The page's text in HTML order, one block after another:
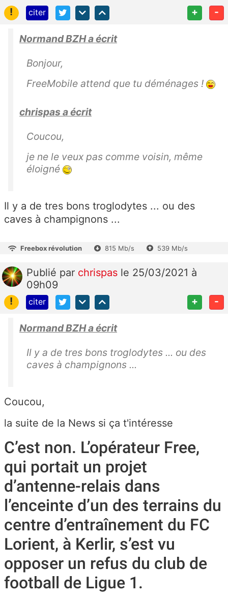
!
citer + -
Normand BZH a écrit
Bonjour,
FreeMobile attend que tu déménages !
chrispas a écrit
Coucou,
je ne le veux pas comme voisin, même
éloigné
Il y a de tres bons troglodytes ... ou des
caves à champignons ...
Freebox révolution 815 Mb/s 539 Mb/s
Publié par chrispas le 25/03/2021 à
09h09
!
citer + -
Normand BZH a écrit
Il y a de tres bons troglodytes ... ou des
caves à champignons ...
Coucou,
la suite de la News si ça t'intéresse
C’est non. L’opérateur Free,
qui portait un projet
d’antenne-relais dans
l’enceinte d’un des terrains du
centre d’entraînement du FC
Lorient, à Kerlir, s’est vu
opposer un refus du club de
football de Ligue 1.